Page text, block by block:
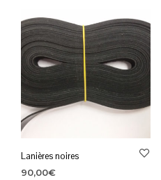
Lanières noires
90,00€